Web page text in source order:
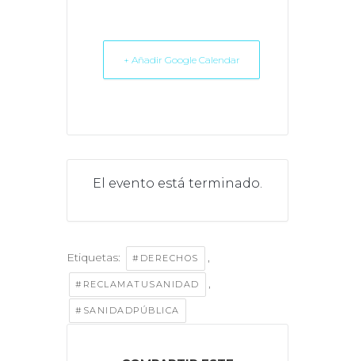
+ Añadir Google Calendar
El evento está terminado.
Etiquetas: #DERECHOS ,
#RECLAMATUSANIDAD ,
#SANIDADPÚBLICA